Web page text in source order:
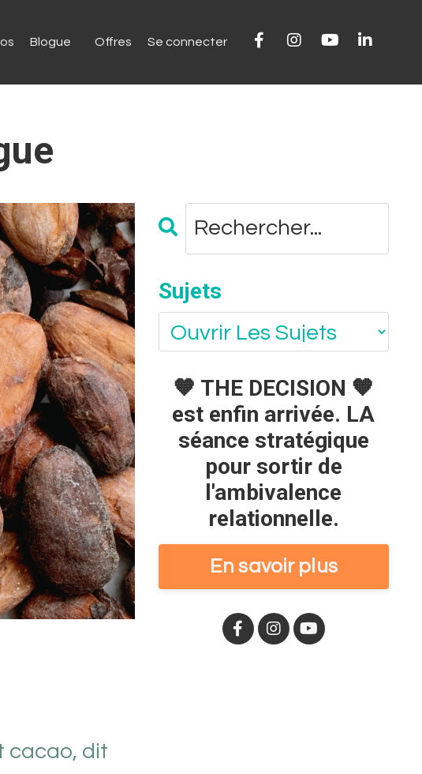
Blogue Offres Se connecter
cacao, dit
Sujets
🧡 THE DECISION 🧡
est enfin arrivée. LA
séance stratégique
pour sortir de
l'ambivalence
relationnelle.
En savoir plus